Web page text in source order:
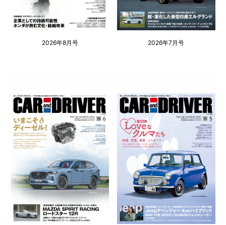
2026年8月号 2026年7月号